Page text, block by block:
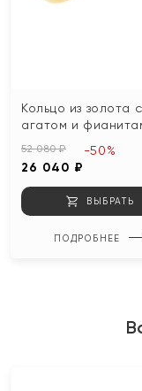
Кольцо из золота с
агатом и
52 080 ₽
26 040 ₽
-50%
ВЫБРАТЬ
ПОДРОБНЕЕ